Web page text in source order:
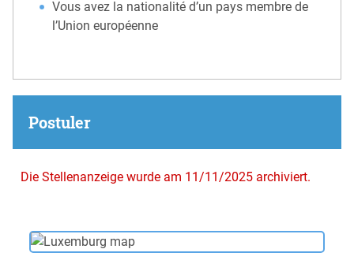
Vous avez la nationalité d’un pays membre de
l’Union européenne
Postuler
Die Stellenanzeige wurde am 11/11/2025 archiviert.